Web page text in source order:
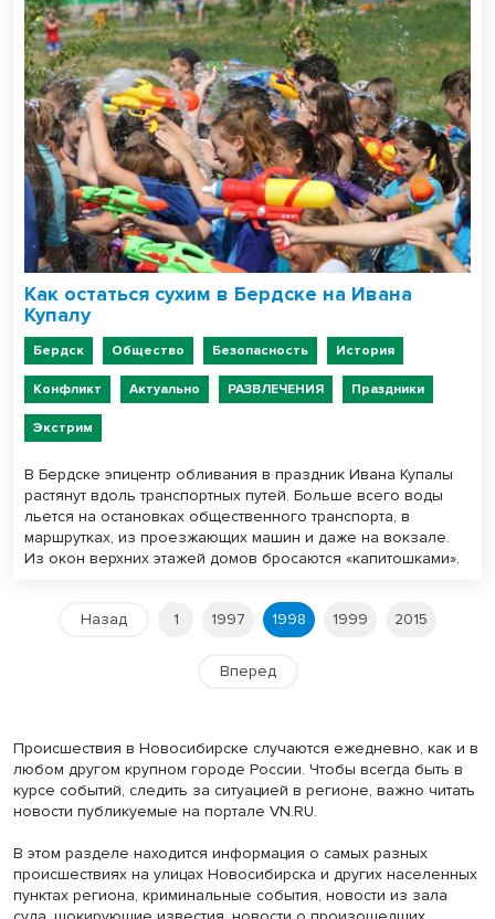
Как остаться сухим в Бердске на Ивана
Купалу
Бердск Общество Безопасность История
Конфликт Актуально РАЗВЛЕЧЕНИЯ Праздники
Экстрим
В Бердске эпицентр обливания в праздник Ивана Купалы
растянут вдоль транспортных путей. Больше всего воды
льется на остановках общественного транспорта, в
маршрутках, из проезжающих машин и даже на вокзале.
Из окон верхних этажей домов бросаются «капитошками».
Назад 1 1997 1998 1999 2015
Вперед
Происшествия в Новосибирске случаются ежедневно, как и в
любом другом крупном городе России. Чтобы всегда быть в
курсе событий, следить за ситуацией в регионе, важно читать
новости публикуемые на портале VN.RU.
В этом разделе находится информация о самых разных
происшествиях на улицах Новосибирска и других населенных
пунктах региона, криминальные события, новости из зала